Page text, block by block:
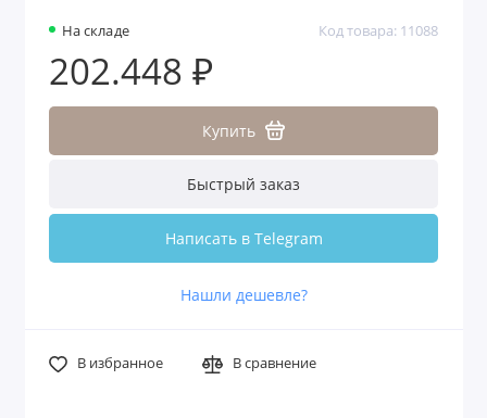
На складе Код товара: 11088
202.448 ₽
Купить
Быстрый заказ
Написать в Telegram
Нашли дешевле?
В избранное В сравнение